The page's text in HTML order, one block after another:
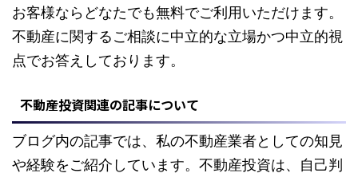
お客様ならどなたでも無料でご利用いただけます。
不動産に関するご相談に中立的な立場かつ中立的視
点でお答えしております。
不動産投資関連の記事について
ブログ内の記事では、私の不動産業者としての知見
や経験をご紹介しています。不動産投資は、自己判